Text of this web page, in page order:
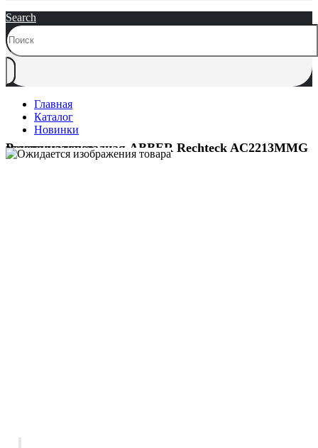
Search
Главная
Каталог
Новинки
Раковина накладная ABBER Rechteck AC2213MMG золото матовое